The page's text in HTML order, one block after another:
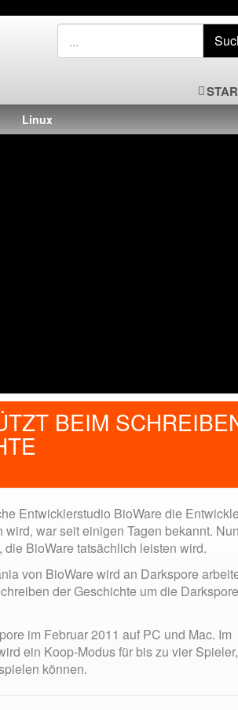
Linux
BEIM
Entwicklerstudio BioWare die
wird, war seit einigen Tagen bekannt. Nun
BioWare tatsächlich leisten wird.
von BioWare wird an Darkspore
der Geschichte um die Darkspore
im Februar 2011 auf PC und Mac. Im
ein Koop-Modus für bis zu vier
können.